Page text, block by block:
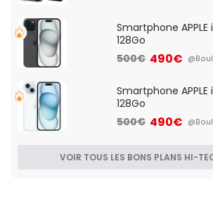
Smartphone APPLE
128Go
500€ 490€
Smartphone APPLE
128Go
500€ 490€
VOIR TOUS LES BONS PLANS HI-